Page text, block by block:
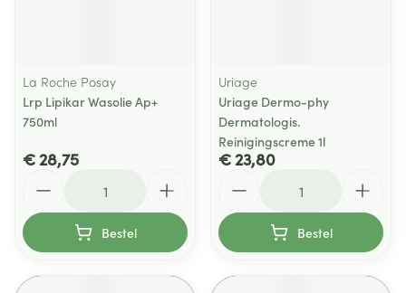
La Roche Posay
Lrp Lipikar Wasolie Ap+
750ml
€ 28,75
Bestel
Uriage
Uriage Dermo-phy
Dermatologis.
Reinigingscreme 1l
€ 23,80
Bestel